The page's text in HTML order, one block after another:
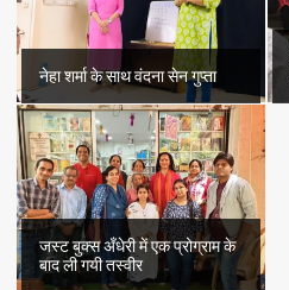
नेहा शर्मा के साथ वंदना सेन गुप्ता
जस्ट बुक्स अँधेरी में एक प्रोग्राम के
बाद ली गयी तस्वीर